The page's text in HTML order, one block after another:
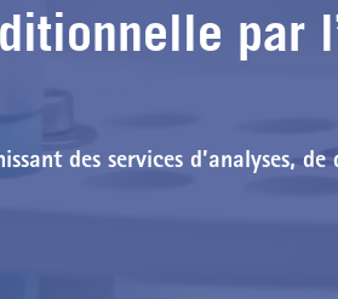
par
des services d’analyses,